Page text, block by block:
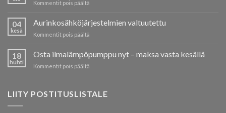
Kommentit pois päältä
sinunkin
Arjesta
04
kesä
Aurinkosähköjärjestelmien valtuutettu
Kommentit pois päältä
18
huhti
Osta ilmalämpöpumppu nyt – maksa vasta kesällä
Kommentit pois päältä
nyt
LIITY POSTITUSLISTALE